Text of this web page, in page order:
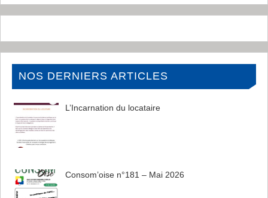
NOS DERNIERS ARTICLES
L’Incarnation du locataire
Consom’oise n°181 – Mai 2026